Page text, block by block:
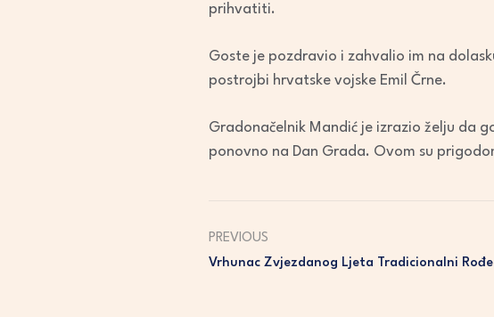
prihvatiti.
Goste je pozdravio i zahvalio im na
postrojbi hrvatske vojske Emil Črne.
Gradonačelnik Mandić je izrazio želju da
ponovno na Dan Grada. Ovom su
PREVIOUS
Vrhunac Zvjezdanog Ljeta Tradicionalni